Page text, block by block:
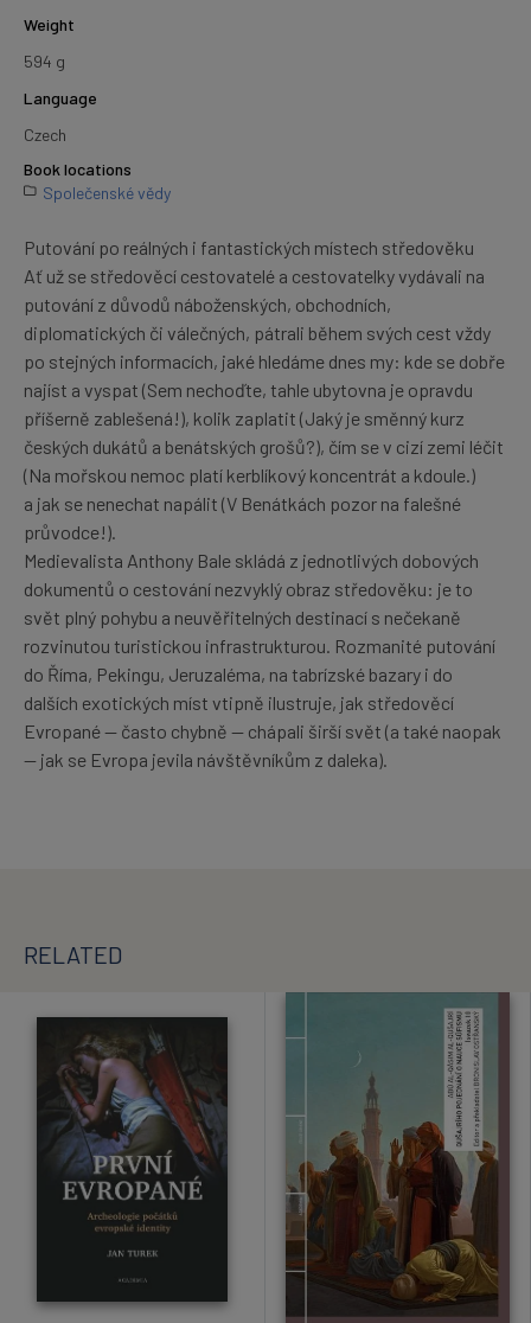
Weight
594 g
Language
Czech
Book locations
Společenské vědy
Putování po reálných i fantastických místech středověku
Ať už se středověcí cestovatelé a cestovatelky vydávali na
putování z důvodů náboženských, obchodních,
diplomatických či válečných, pátrali během svých cest vždy
po stejných informacích, jaké hledáme dnes my: kde se dobře
najíst a vyspat (Sem nechoďte, tahle ubytovna je opravdu
příšerně zablešená!), kolik zaplatit (Jaký je směnný kurz
českých dukátů a benátských grošů?), čím se v cizí zemi léčit
(Na mořskou nemoc platí kerblíkový koncentrát a kdoule.)
a jak se nenechat napálit (V Benátkách pozor na falešné
průvodce!).
Medievalista Anthony Bale skládá z jednotlivých dobových
dokumentů o cestování nezvyklý obraz středověku: je to
svět plný pohybu a neuvěřitelných destinací s nečekaně
rozvinutou turistickou infrastrukturou. Rozmanité putování
do Říma, Pekingu, Jeruzaléma, na tabrízské bazary i do
dalších exotických míst vtipně ilustruje, jak středověcí
Evropané — často chybně — chápali širší svět (a také naopak
— jak se Evropa jevila návštěvníkům z daleka).
RELATED